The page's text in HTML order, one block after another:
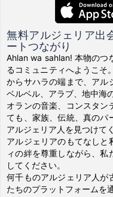
無料アルジェリア出
ートつながり
Ahlan wa sahlan! 本物のつ
るコミュニティへようこそ
からサハラの端まで、アル
ベルベル、アラブ、地中海
オランの音楽、コンスタン
ても、家族、伝統、真のパ
アルジェリア人を見つけて
アルジェリアのもてなしと
ィの絆を尊重しながら、
してください。
何千ものアルジェリア人が
たちのプラットフォームを